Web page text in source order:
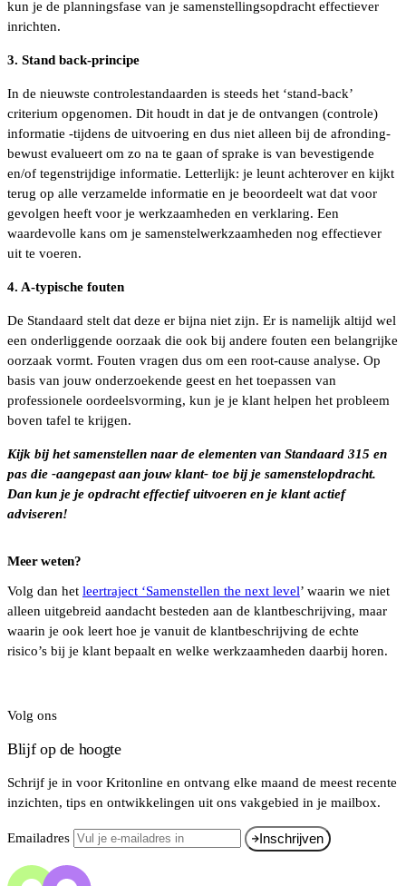
kun je de planningsfase van je samenstellingsopdracht effectiever
inrichten.
3. Stand back-principe
In de nieuwste controlestandaarden is steeds het ‘stand-back’
criterium opgenomen. Dit houdt in dat je de ontvangen (controle)
informatie -tijdens de uitvoering en dus niet alleen bij de afronding-
bewust evalueert om zo na te gaan of sprake is van bevestigende
en/of tegenstrijdige informatie. Letterlijk: je leunt achterover en kijkt
terug op alle verzamelde informatie en je beoordeelt wat dat voor
gevolgen heeft voor je werkzaamheden en verklaring. Een
waardevolle kans om je samenstelwerkzaamheden nog effectiever
uit te voeren.
4. A-typische fouten
De Standaard stelt dat deze er bijna niet zijn. Er is namelijk altijd wel
een onderliggende oorzaak die ook bij andere fouten een belangrijke
oorzaak vormt. Fouten vragen dus om een root-cause analyse. Op
basis van jouw onderzoekende geest en het toepassen van
professionele oordeelsvorming, kun je je klant helpen het probleem
boven tafel te krijgen.
Kijk bij het samenstellen naar de elementen van Standaard 315 en
pas die -aangepast aan jouw klant- toe bij je samenstelopdracht.
Dan kun je je opdracht effectief uitvoeren en je klant actief
adviseren!
Meer weten?
Volg dan het leertraject ‘Samenstellen the next level’ waarin we niet
alleen uitgebreid aandacht besteden aan de klantbeschrijving, maar
waarin je ook leert hoe je vanuit de klantbeschrijving de echte
risico’s bij je klant bepaalt en welke werkzaamheden daarbij horen.
Volg ons
Blijf op de hoogte
Schrijf je in voor Kritonline en ontvang elke maand de meest recente
inzichten, tips en ontwikkelingen uit ons vakgebied in je mailbox.
Emailadres Inschrijven